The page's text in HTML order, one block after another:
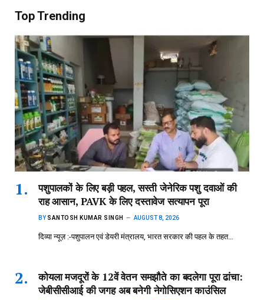
Top Trending
पशुपालकों के लिए बड़ी पहल, सस्ती जेनेरिक पशु दवाओं की
राह आसान, PAVK के लिए दस्तावेज सत्यापन पूरा
BY SANTOSH KUMAR SINGH AUGUST 8, 2026
दिव्या न्यूज़ :-पशुपालन एवं डेयरी मंत्रालय, भारत सरकार की पहल के तहत…
कोयला मजदूरों के 12वें वेतन समझौते का बदलेगा पूरा ढांचा:
जेबीसीसीआई की जगह अब बनेगी नेगोसिएशन काउंसिल